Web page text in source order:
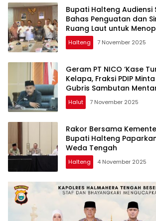
Bupati Halteng Audiensi
Bahas Penguatan dan
Ruang Laut untuk
Pertumbuhan Industri
Halteng 7 November 2025
Geram PT NICO ‘Kase
Kelapa, Fraksi PDIP
Gubris Sambutan
Halut 7 November 2025
Rakor Bersama
Bupati Halteng
Weda Tengah
Halteng 4 November 2025